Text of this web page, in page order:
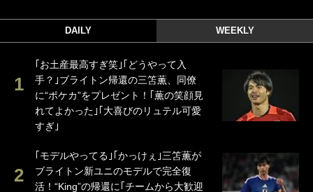
DAILY WEEKLY
｢お土産最高すぎ笑｣｢どうやって入
手？｣ブライトン帰還の三笘薫、同僚
に“ポケカ”をプレゼント！｢薫の笑顔見
れてよかった｣｢大喜びのリュテル可愛
すぎ｣
｢モデルやってる｣｢かっけぇ｣三笘薫が
ブライトン新ユニのモデルで完全復
活！“King”の帰還に｢チームから大歓迎